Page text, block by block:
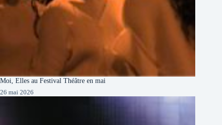
Moi, Elles au Festival Théâtre en mai
26 mai 2026